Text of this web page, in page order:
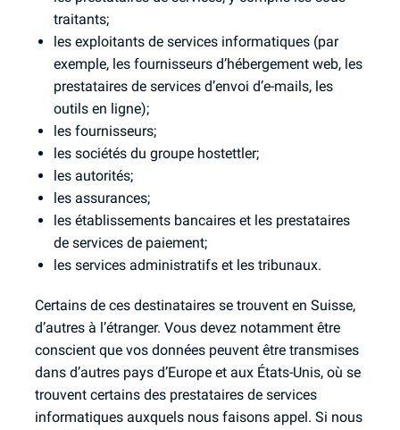
traitants;
les exploitants de services informatiques (par
exemple, les fournisseurs d’hébergement web, les
prestataires de services d’envoi d’e-mails, les
outils en ligne);
les fournisseurs;
les sociétés du groupe hostettler;
les autorités;
les assurances;
les établissements bancaires et les prestataires
de services de paiement;
les services administratifs et les tribunaux.
Certains de ces destinataires se trouvent en Suisse,
d’autres à l’étranger. Vous devez notamment être
conscient que vos données peuvent être transmises
dans d’autres pays d’Europe et aux États-Unis, où se
trouvent certains des prestataires de services
informatiques auxquels nous faisons appel. Si nous